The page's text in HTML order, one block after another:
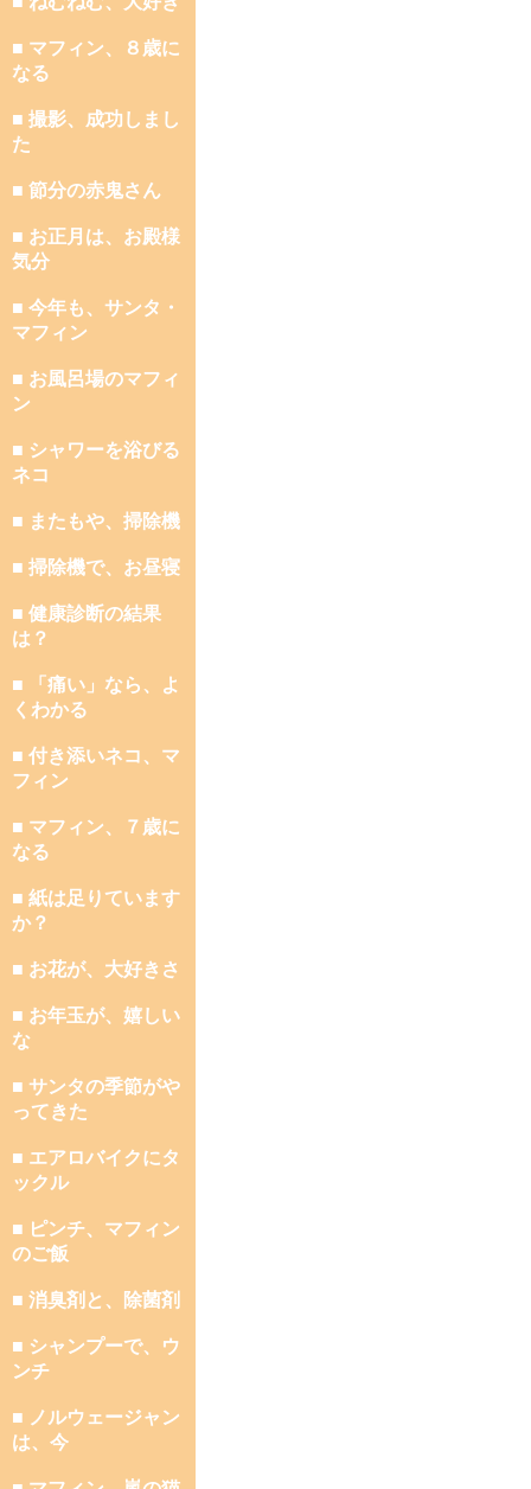
■ マフィン、８歳に
なる
■ 撮影、成功しまし
た
■ 節分の赤鬼さん
■ お正月は、お殿様
気分
■ 今年も、サンタ・
マフィン
■ お風呂場のマフィ
ン
■ シャワーを浴びる
ネコ
■ またもや、掃除機
■ 掃除機で、お昼寝
■ 健康診断の結果
は？
■ 「痛い」なら、よ
くわかる
■ 付き添いネコ、マ
フィン
■ マフィン、７歳に
なる
■ 紙は足りています
か？
■ お花が、大好きさ
■ お年玉が、嬉しい
な
■ サンタの季節がや
ってきた
■ エアロバイクにタ
ックル
■ ピンチ、マフィン
のご飯
■ 消臭剤と、除菌剤
■ シャンプーで、ウ
ンチ
■ ノルウェージャン
は、今